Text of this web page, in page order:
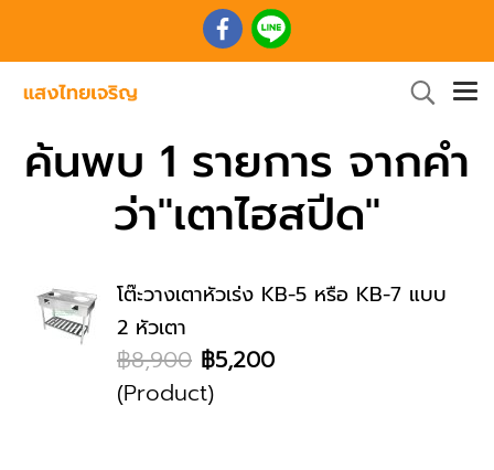
ค้นพบ 1 รายการ จากคำ
ว่า"เตาไฮสปีด"
โต๊ะวางเตาหัวเร่ง KB-5 หรือ KB-7 แบบ
2 หัวเตา
฿8,900 ฿5,200
(Product)